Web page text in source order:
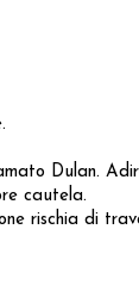
Dulan.
cautela.
rischia di